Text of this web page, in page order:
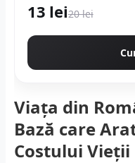
13 lei20 lei
Viața din
Bază care
Costului Vieții